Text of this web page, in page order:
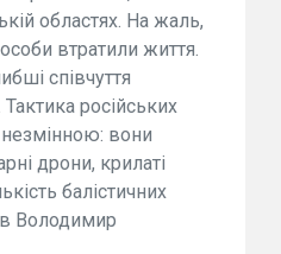
областях. На жаль,
втратили життя.
співчуття
російських
вони
дрони, крилаті
балістичних
Володимир